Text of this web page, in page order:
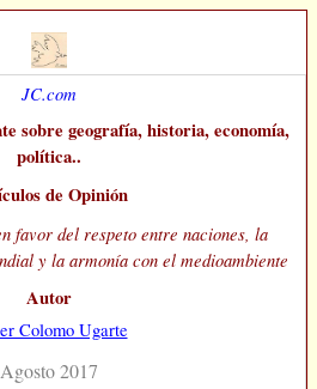
JC.com
sobre geografía, historia, economía,
política..
de Opinión
favor del respeto entre naciones, la
y la armonía con el medioambiente
Autor
Colomo Ugarte
Agosto 2017